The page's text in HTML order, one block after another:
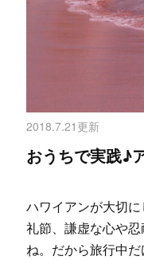
2018.7.21更新
おうちで実践♪
ハワイアンが大切
礼節、謙虚な心や
ね。だから旅行中